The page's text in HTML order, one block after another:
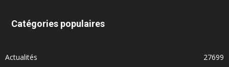
Catégories populaires
Actualités
27699